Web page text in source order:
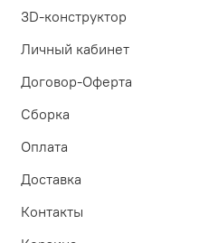
3D-конструктор
Личный кабинет
Договор-Оферта
Сборка
Оплата
Доставка
Контакты